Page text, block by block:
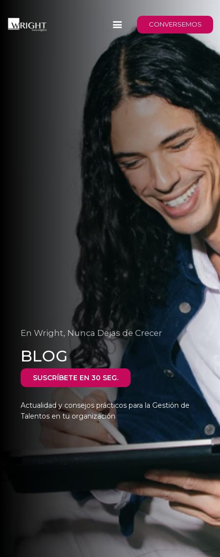
CONVERSEMOS
En Wright, Nunca Dejas de Crecer
BLOG
SUSCRÍBETE EN 30 SEG.
Actualidad y consejos prácticos para la Gestión de
Talentos en tu organización